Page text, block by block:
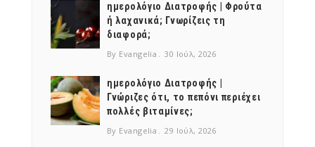
ημερολόγιο Διατροφής | Φρούτα
ή λαχανικά; Γνωρίζεις τη
διαφορά;
By Evangelia 30 Ιούλ, 2026
ημερολόγιο Διατροφής |
Γνώριζες ότι, το πεπόνι περιέχει
πολλές βιταμίνες;
By Evangelia 29 Ιούλ, 2026